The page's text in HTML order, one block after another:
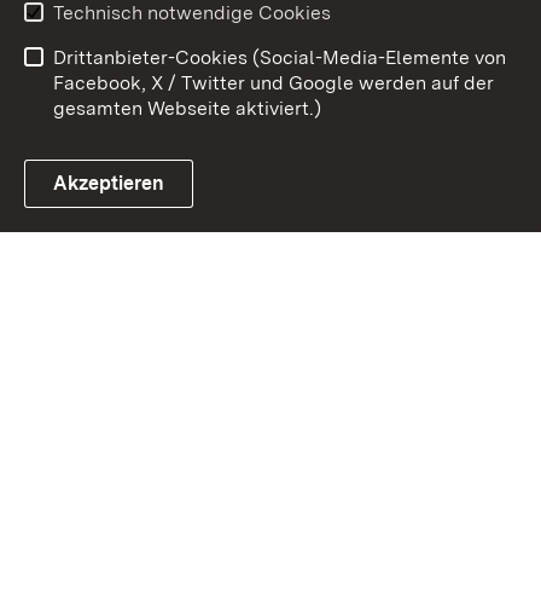
Link zum Landesportal
Kontakt
Impressum
Cookies
Technisch notwendige Cookies
Drittanbieter-Cookies (Social-Media-Elemente von
Facebook, X / Twitter und Google werden auf der
gesamten Webseite aktiviert.)
Akzeptieren